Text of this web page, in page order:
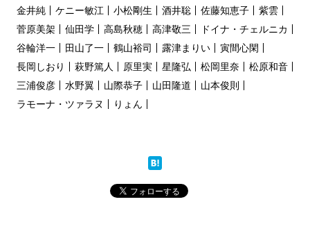
金井純
ケニー敏江 小松剛生 酒井聡 佐藤知恵子
紫雲
菅原美架
仙田学 高島秋穂 高津敬三
ドイナ・チェルニカ
谷輪洋一
田山了一 鶴山裕司 露津まりい
寅間心閑
長岡しおり
萩野篤人 原里実 星隆弘 松岡里奈
松原和音
三浦俊彦
水野翼 山際恭子 山田隆道
山本俊則
ラモーナ・ツァラヌ
りょん